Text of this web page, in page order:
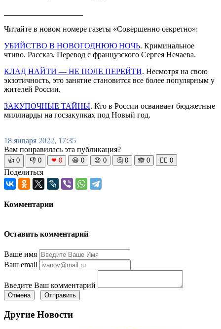
Читайте в новом номере газеты «Совершенно секретно»:
УБИЙСТВО В НОВОГОДНЮЮ НОЧЬ. Криминальное
чтиво. Рассказ. Перевод с французского Сергея Нечаева.
КЛАД НАЙТИ — НЕ ПОЛЕ ПЕРЕЙТИ. Несмотря на свою
экзотичность, это занятие становится все более популярным у
жителей России.
ЗАКУПОЧНЫЕ ТАЙНЫ. Кто в России осваивает бюджетные
миллиарды на госзакупках под Новый год.
18 января 2022, 17:35
Вам понравилась эта публикация?
👍 0 👎 0 ❤ 0 😆 0 😡 0 🤔 0 🙈 0 🧘‍♀️ 0
Поделиться
Комментарии
Оставить комментарий
Ваше имя
Ваш email
Введите Ваш комментарий
Отмена Отправить
Другие Новости